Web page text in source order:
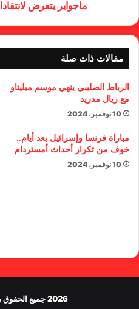
ماجواير يتعرض
مقالات ذات صلة
الرباط الصليبي ينهي موسم ميليتاو
مع ريال مدريد
10 نوفمبر، 2024
مباراة فرنسا وإسرائيل بعد أيام..
خوف من تكرار أحداث أمستردام
10 نوفمبر، 2024
2026 جميع الحقوق محفوظة للرد كاسل